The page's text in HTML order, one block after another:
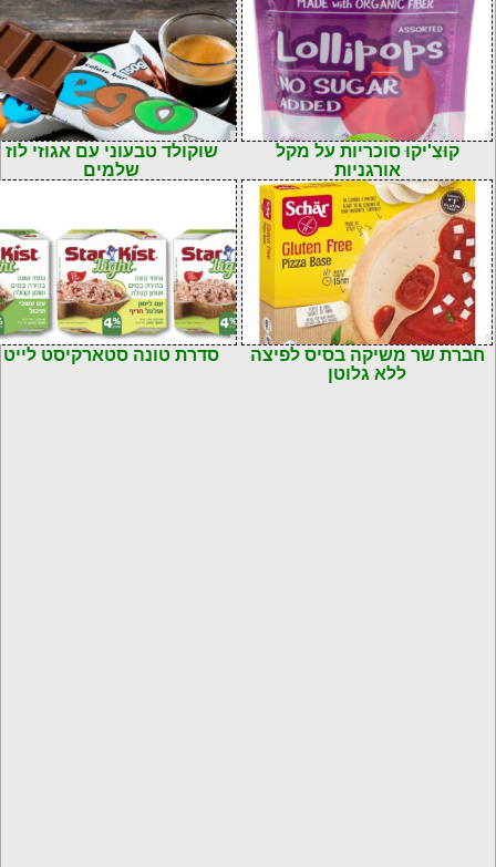
קוּצִ'יקוּ סוכריות על מקל
אורגניות
שוקולד טבעוני עם אגוזי לוז
שלמים
חברת שר משיקה בסיס לפיצה
ללא גלוטן
סדרת טונה סטארקיסט לייט